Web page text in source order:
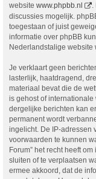
website www.phpbb.nl
.
discussies mogelijk.
toegestaan of juist
informatie over phpBB
Nederlandstalige website
Je verklaart geen
lasterlijk, haatdragend,
materiaal bevat die de
is gehost of
dergelijke berichten kan
permanent wordt
ingelicht. De IP-adressen
voorwaarden te kunnen
Forum” het recht heeft
sluiten of te verplaatsen
ermee akkoord, dat de